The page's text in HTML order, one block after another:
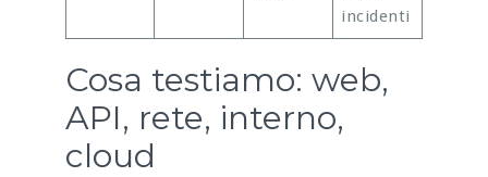
incidenti
Cosa testiamo: web,
API, rete, interno,
cloud